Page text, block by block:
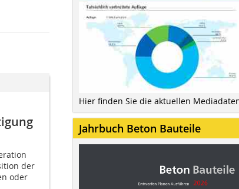
der
oder
Hier finden Sie die aktuellen
Jahrbuch Beton Bauteile